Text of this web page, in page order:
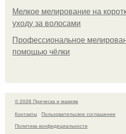
Мелкое мелирование на
уходу за волосами
Профессиональное
помощью чёлки
© 2026 Прическа и макияж
Контакты
Пользовательское соглашение
Политика конфидециальности